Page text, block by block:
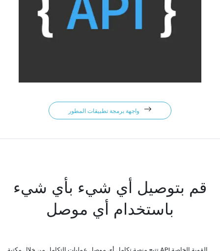
قم بتوصيل أي شيء بأي شيء
باستخدام أي موصل